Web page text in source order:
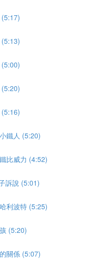
鐵人 (5:20)
比威力 (4:52)
訴說 (5:01)
利波特 (5:25)
(5:20)
關係 (5:07)